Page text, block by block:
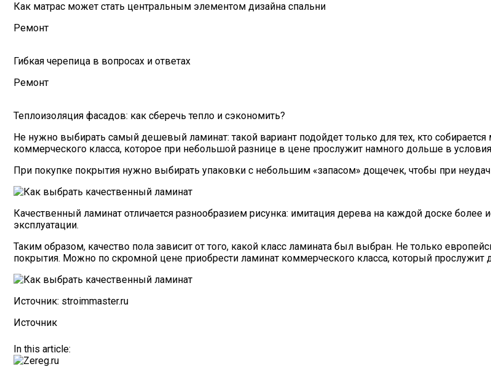
Как матрас может стать центральным элементом дизайна спальни
Ремонт
Гибкая черепица в вопросах и ответах
Ремонт
Теплоизоляция фасадов: как сберечь тепло и сэкономить?
Не нужно выбирать самый дешевый ламинат: такой вариант подойдет только для тех, кто
коммерческого класса, которое при небольшой разнице в цене прослужит намного дольше в
При покупке покрытия нужно выбирать упаковки с небольшим «запасом» дощечек, чтобы при
Качественный ламинат отличается разнообразием рисунка: имитация дерева на каждой доске более
эксплуатации.
Таким образом, качество пола зависит от того, какой класс ламината был выбран. Не только
покрытия. Можно по скромной цене приобрести ламинат коммерческого класса, который
Источник: stroimmaster.ru
Источник
In this article: